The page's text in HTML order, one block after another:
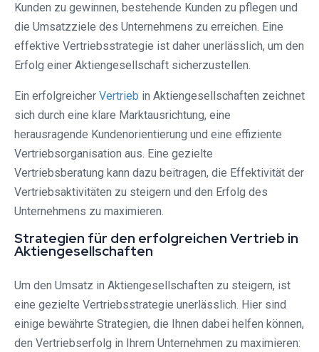
Kunden zu gewinnen, bestehende Kunden zu pflegen und
die Umsatzziele des Unternehmens zu erreichen. Eine
effektive Vertriebsstrategie ist daher unerlässlich, um den
Erfolg einer Aktiengesellschaft sicherzustellen.
Ein erfolgreicher Vertrieb in Aktiengesellschaften zeichnet
sich durch eine klare Marktausrichtung, eine
herausragende Kundenorientierung und eine effiziente
Vertriebsorganisation aus. Eine gezielte
Vertriebsberatung kann dazu beitragen, die Effektivität der
Vertriebsaktivitäten zu steigern und den Erfolg des
Unternehmens zu maximieren.
Strategien für den erfolgreichen Vertrieb in
Aktiengesellschaften
Um den Umsatz in Aktiengesellschaften zu steigern, ist
eine gezielte Vertriebsstrategie unerlässlich. Hier sind
einige bewährte Strategien, die Ihnen dabei helfen können,
den Vertriebserfolg in Ihrem Unternehmen zu maximieren: